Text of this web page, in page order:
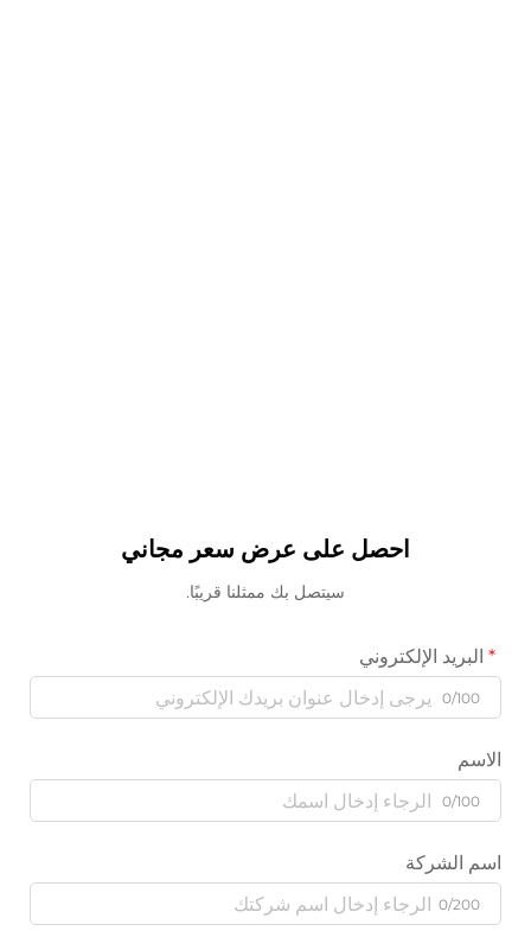
احصل على عرض سعر مجاني
سيتصل بك ممثلنا قريبًا.
البريد الإلكتروني
0/100
الاسم
0/100
اسم الشركة
0/200